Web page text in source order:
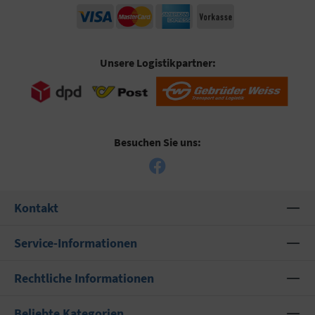
Unsere Logistikpartner:
Besuchen Sie uns:
Kontakt
Service-Informationen
Rechtliche Informationen